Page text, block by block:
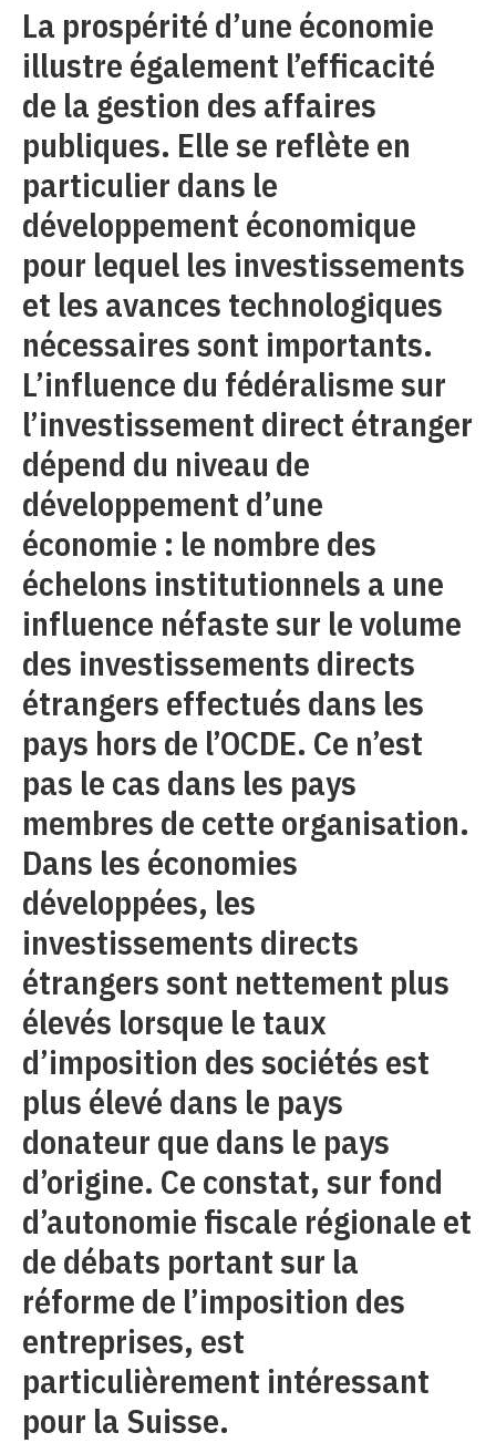
La prospérité d’une économie
illustre également l’efficacité
de la gestion des affaires
publiques. Elle se reflète en
particulier dans le
développement économique
pour lequel les investissements
et les avances technologiques
nécessaires sont importants.
L’influence du fédéralisme sur
l’investissement direct étranger
dépend du niveau de
développement d’une
économie : le nombre des
échelons institutionnels a une
influence néfaste sur le volume
des investissements directs
étrangers effectués dans les
pays hors de l’OCDE. Ce n’est
pas le cas dans les pays
membres de cette organisation.
Dans les économies
développées, les
investissements directs
étrangers sont nettement plus
élevés lorsque le taux
d’imposition des sociétés est
plus élevé dans le pays
donateur que dans le pays
d’origine. Ce constat, sur fond
d’autonomie fiscale régionale et
de débats portant sur la
réforme de l’imposition des
entreprises, est
particulièrement intéressant
pour la Suisse.